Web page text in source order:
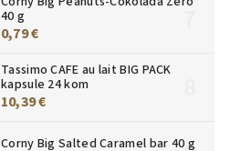
40 g
0,79 €
Tassimo CAFE au lait BIG PACK
kapsule 24 kom
10,39 €
Corny Big Salted Caramel bar 40 g